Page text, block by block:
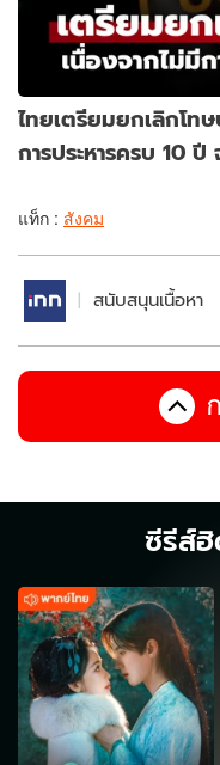
ไทยเตรียมยกเลิกโท
การประหารครบ 10 ปี
แท็ก : สังคม
สนับสนุนเนื้อหา
ซีรีส์